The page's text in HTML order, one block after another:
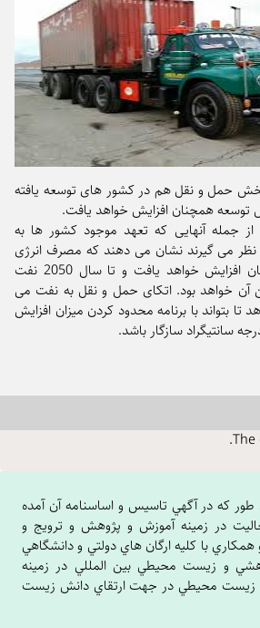
حمل و نقل هم در کشور های توسعه یافته
همچنان افزایش خواهد یافت.
از جمله آنهایی که تعهد موجود کشور ها به
نظر می گیرند نشان می دهند که مصرف انرژی
بخش حمل و نقل همچنان افزایش خواهد یافت و تا سال 2050 نفت
آن خواهد بود. اتکای حمل و نقل به نفت می
تا بتواند با برنامه محدود کردن میزان افزایش
سانتیگراد سازگار باشد.
The
که در آگهي تاسيس و اساسنامه آن آمده
در زمينه آموزش و پژوهش و ترويج و
با کليه ارگان هاي دولتي و دانشگاهي
و زيست محيطي بين المللي در زمينه
زيست محيطي در جهت ارتقاي دانش زيست